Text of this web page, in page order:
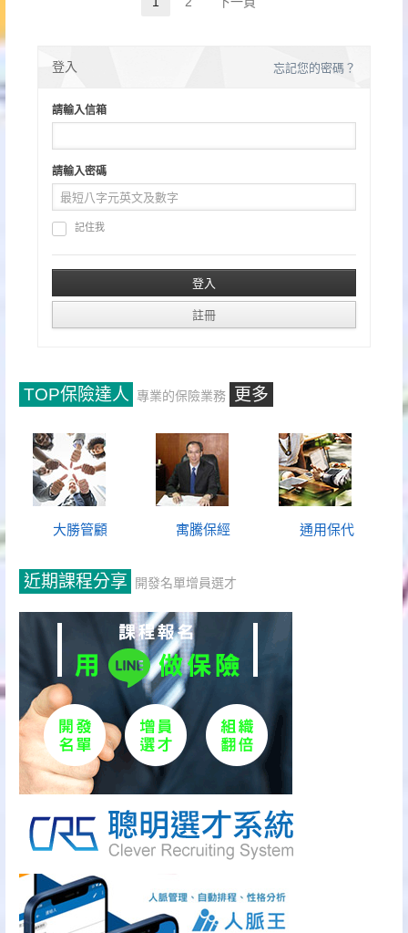
Page Page
登入 忘記您的密碼？
請輸入信箱
請輸入密碼
記住我
TOP保險達人 專業的保險業務 更多
大勝管顧 寓騰保經 通用保代
近期課程分享 開發名單增員選才